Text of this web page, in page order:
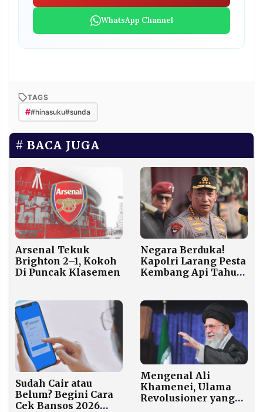
WhatsApp Channel
TAGS
##hinasuku#sunda
BACA JUGA
Arsenal Tekuk
Brighton 2–1, Kokoh
Di Puncak Klasemen
Negara Berduka!
Kapolri Larang Pesta
Kembang Api Tahun
Sudah Cair atau
Belum? Begini Cara
Cek Bansos 2026
Mengenal Ali
Khamenei, Ulama
Revolusioner yang